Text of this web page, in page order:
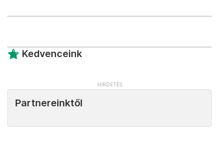
Kedvenceink
Partnereinktől